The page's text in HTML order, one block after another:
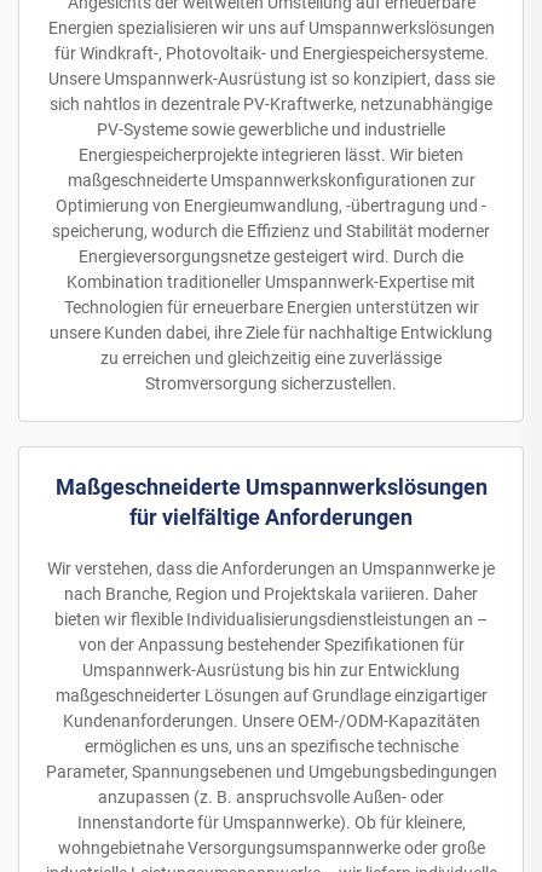
Energien spezialisieren wir uns auf Umspannwerkslösungen
für Windkraft-, Photovoltaik- und Energiespeichersysteme.
Unsere Umspannwerk-Ausrüstung ist so konzipiert, dass sie
sich nahtlos in dezentrale PV-Kraftwerke, netzunabhängige
PV-Systeme sowie gewerbliche und industrielle
Energiespeicherprojekte integrieren lässt. Wir bieten
maßgeschneiderte Umspannwerkskonfigurationen zur
Optimierung von Energieumwandlung, -übertragung und -
speicherung, wodurch die Effizienz und Stabilität moderner
Energieversorgungsnetze gesteigert wird. Durch die
Kombination traditioneller Umspannwerk-Expertise mit
Technologien für erneuerbare Energien unterstützen wir
unsere Kunden dabei, ihre Ziele für nachhaltige Entwicklung
zu erreichen und gleichzeitig eine zuverlässige
Stromversorgung sicherzustellen.
Maßgeschneiderte Umspannwerkslösungen
für vielfältige Anforderungen
Wir verstehen, dass die Anforderungen an Umspannwerke je
nach Branche, Region und Projektskala variieren. Daher
bieten wir flexible Individualisierungsdienstleistungen an –
von der Anpassung bestehender Spezifikationen für
Umspannwerk-Ausrüstung bis hin zur Entwicklung
maßgeschneiderter Lösungen auf Grundlage einzigartiger
Kundenanforderungen. Unsere OEM-/ODM-Kapazitäten
ermöglichen es uns, uns an spezifische technische
Parameter, Spannungsebenen und Umgebungsbedingungen
anzupassen (z. B. anspruchsvolle Außen- oder
Innenstandorte für Umspannwerke). Ob für kleinere,
wohngebietnahe Versorgungsumspannwerke oder große